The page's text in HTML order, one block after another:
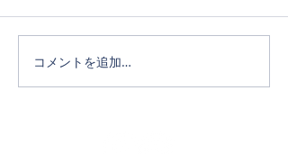
コメントを追加…